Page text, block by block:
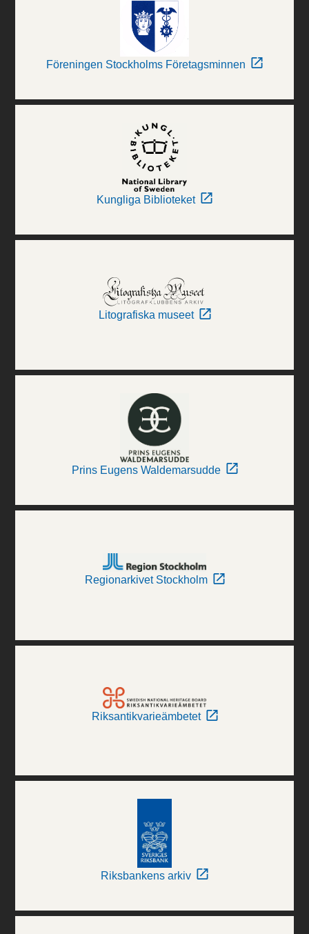
Föreningen Stockholms Företagsminnen
Kungliga Biblioteket
Litografiska museet
Prins Eugens Waldemarsudde
Regionarkivet Stockholm
Riksantikvarieämbetet
Riksbankens arkiv